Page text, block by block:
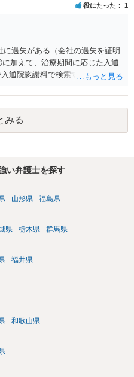
役にたった 1
過失がある（会社の過失を証明
加えて、治療期間に応じた入通
通院慰謝料で検索すると詳しい
らは後遺障害の等級、あなたの
一般的にいくらとは言えませ
の弁護士で異なるので個別に聞
規準を使った着手金・成功報酬
お勧めします。
みる
い弁護士を探す
山形県 福島県
県 栃木県 群馬県
福井県
和歌山県